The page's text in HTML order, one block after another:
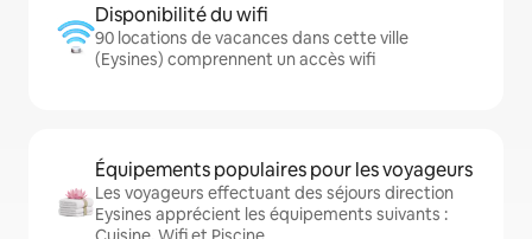
Disponibilité du wifi
90 locations de vacances dans cette ville
(Eysines) comprennent un accès wifi
Équipements populaires pour les voyageurs
Les voyageurs effectuant des séjours direction
Eysines apprécient les équipements suivants :